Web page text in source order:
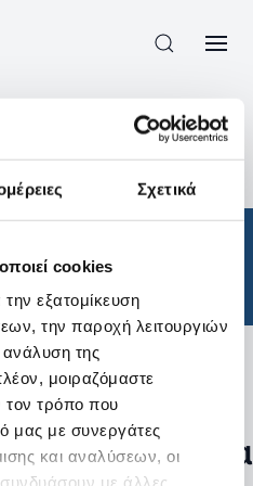
Σχετικά
cookies
εξατομίκευση
την παροχή λειτουργιών
της
μοιραζόμαστε
τρόπο που
μας με συνεργάτες
και αναλύσεων, οι
συνδυάσουν με άλλες
/
με τα